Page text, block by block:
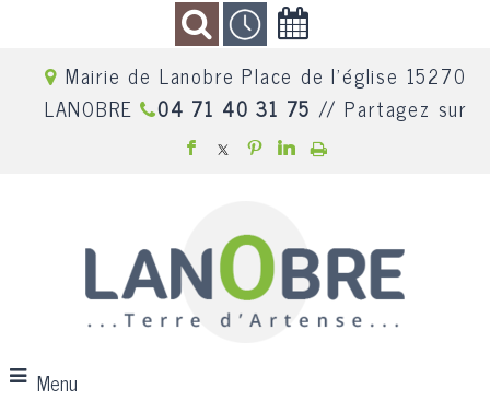
Mairie de Lanobre Place de l'église 15270
LANOBRE 04 71 40 31 75 // Partagez sur
Menu